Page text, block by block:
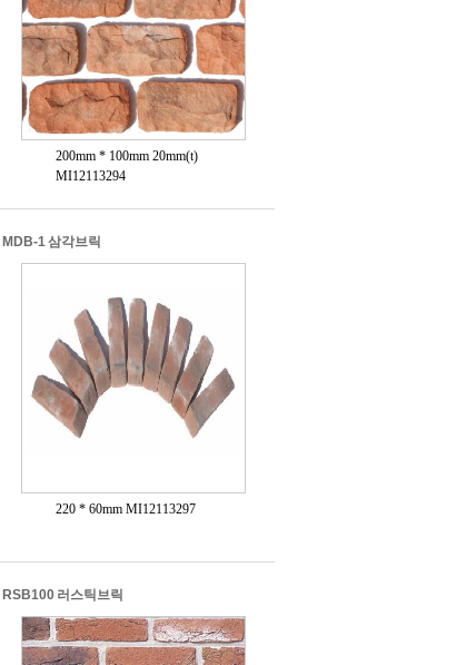
200mm * 100mm 20mm(t)
MI12113294
MDB-1 삼각브릭
220 * 60mm MI12113297
RSB100 러스틱브릭